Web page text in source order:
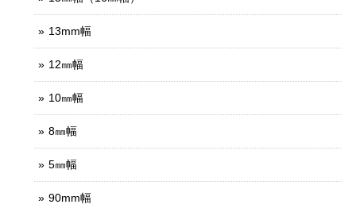
13mm幅
12㎜幅
10㎜幅
8㎜幅
5㎜幅
90mm幅